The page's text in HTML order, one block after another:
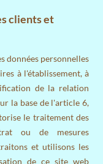
clients et
données personnelles
à l'établissement, à
de la relation
la base de l'article 6,
le traitement des
ou de mesures
et utilisons les
de ce site web